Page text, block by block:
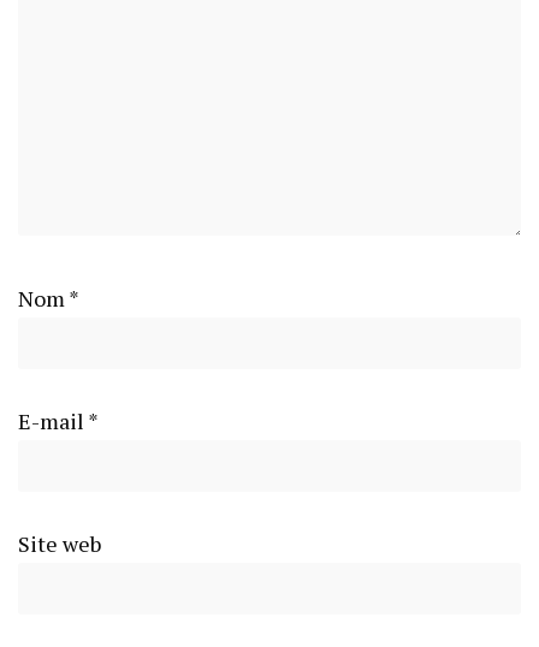
Nom *
E-mail *
Site web